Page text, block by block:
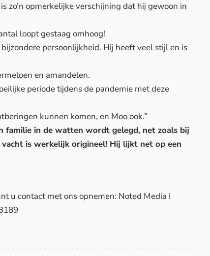
zo’n opmerkelijke verschijning dat hij gewoon in
loopt gestaag omhoog!
persoonlijkheid. Hij heeft veel stijl en is
en amandelen.
periode tijdens de pandemie met deze
kunnen komen, en Moo ook.”
familie in de watten wordt gelegd, net zoals bij
is werkelijk origineel! Hij lijkt net op een
u contact met ons opnemen: Noted Media i